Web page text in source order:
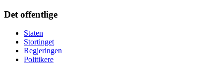
Det offentlige
Staten
Stortinget
Regjeringen
Politikere